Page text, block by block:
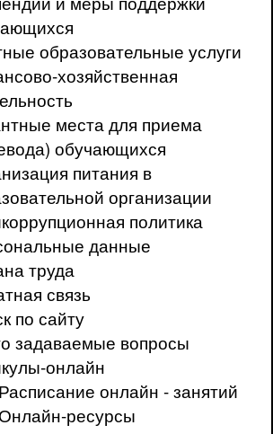
образовательные услуги
хозяйственная
места для приема
обучающихся
питания в
организации
политика
данные
труда
связь
по сайту
задаваемые вопросы
онлайн
Расписание онлайн - занятий
Онлайн-ресурсы